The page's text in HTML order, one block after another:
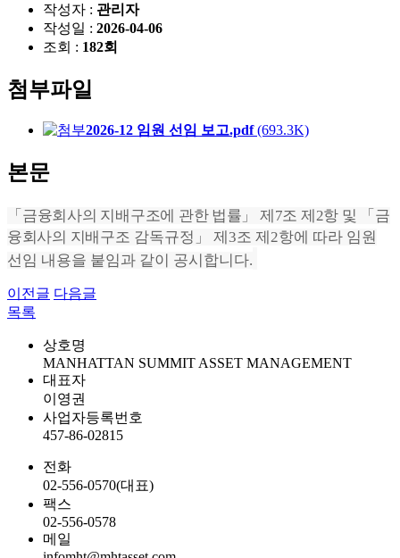
작성자 : 관리자
작성일 : 2026-04-06
조회 : 182회
첨부파일
2026-12 임원 선임 보고.pdf(693.3K)
본문
「 금융회사의 지배구조에 관한 법률 」 제 7조 제2항 및 「 금
융회사의 지배 구조 감독규정 」제3조 제2항에 따라 임원
선임 내용을 붙임과 같이 공시합니다.
이전글 다음글
목록
상호명
MANHATTAN SUMMIT ASSET MANAGEMENT
대표자
이영권
사업자등록번호
457-86-02815
전화
02-556-0570(대표)
팩스
02-556-0578
메일